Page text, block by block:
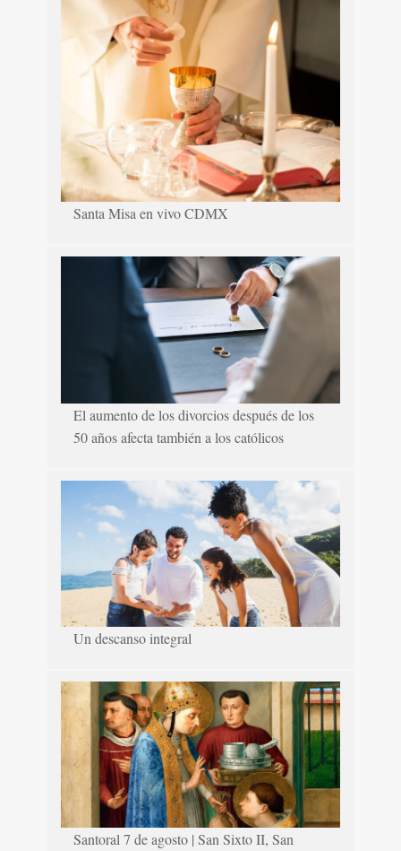
Santa Misa en vivo CDMX
El aumento de los divorcios después de los
50 años afecta también a los católicos
Un descanso integral
Santoral 7 de agosto | San Sixto II, San